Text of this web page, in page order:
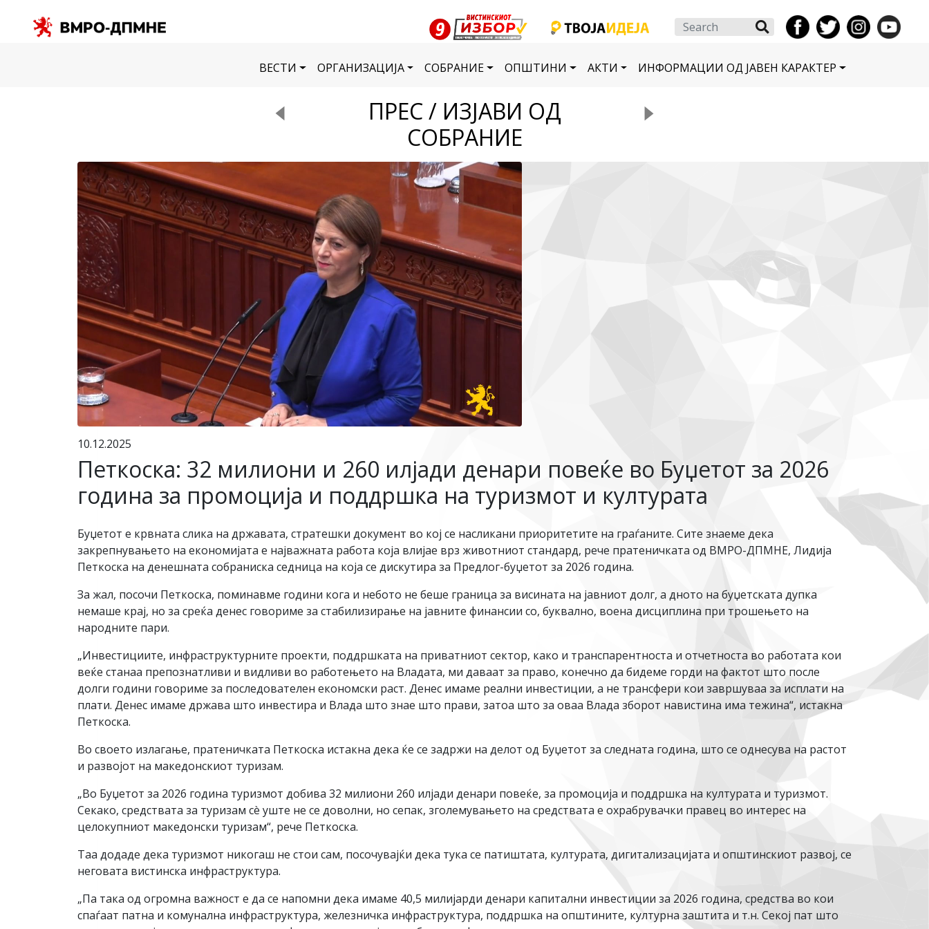
Search
ВЕСТИ ОРГАНИЗАЦИЈА СОБРАНИЕ ОПШТИНИ АКТИ ИНФОРМАЦИИ ОД ЈАВЕН КАРАКТЕР
ПРЕС / ИЗЈАВИ ОД
СОБРАНИЕ
10.12.2025
Петкоска: 32 милиони и 260 илјади денари повеќе во Буџетот за 2026
година за промоција и поддршка на туризмот и културата
Буџетот е крвната слика на државата, стратешки документ во кој се насликани приоритетите на граѓаните. Сите знаеме дека
закрепнувањето на економијата е најважната работа која влијае врз животниот стандард, рече пратеничката од ВМРО-ДПМНЕ, Лидија
Петкоска на денешната собраниска седница на која се дискутира за Предлог-буџетот за 2026 година.
За жал, посочи Петкоска, поминавме години кога и небото не беше граница за висината на јавниот долг, а дното на буџетската дупка
немаше крај, но за среќа денес говориме за стабилизирање на јавните финансии со, буквално, воена дисциплина при трошењето на
народните пари.
„Инвестициите, инфраструктурните проекти, поддршката на приватниот сектор, како и транспарентноста и отчетноста во работата кои
веќе станаа препознатливи и видливи во работењето на Владата, ми даваат за право, конечно да бидеме горди на фактот што после
долги години говориме за последователен економски раст. Денес имаме реални инвестиции, а не трансфери кои завршуваа за исплати на
плати. Денес имаме држава што инвестира и Влада што знае што прави, затоа што за оваа Влада зборот навистина има тежина“, истакна
Петкоска.
Во своето излагање, пратеничката Петкоска истакна дека ќе се задржи на делот од Буџетот за следната година, што се однесува на растот
и развојот на македонскиот туризам.
„Во Буџетот за 2026 година туризмот добива 32 милиони 260 илјади денари повеќе, за промоција и поддршка на културата и туризмот.
Секако, средствата за туризам сè уште не се доволни, но сепак, зголемувањето на средствата е охрабрувачки правец во интерес на
целокупниот македонски туризам“, рече Петкоска.
Таа додаде дека туризмот никогаш не стои сам, посочувајќи дека тука се патиштата, културата, дигитализацијата и општинскиот развој, се
неговата вистинска инфраструктура.
„Па така од огромна важност е да се напомни дека имаме 40,5 милијарди денари капитални инвестиции за 2026 година, средства во кои
спаѓаат патна и комунална инфраструктура, железничка инфраструктура, поддршка на општините, културна заштита и т.н. Секој пат што